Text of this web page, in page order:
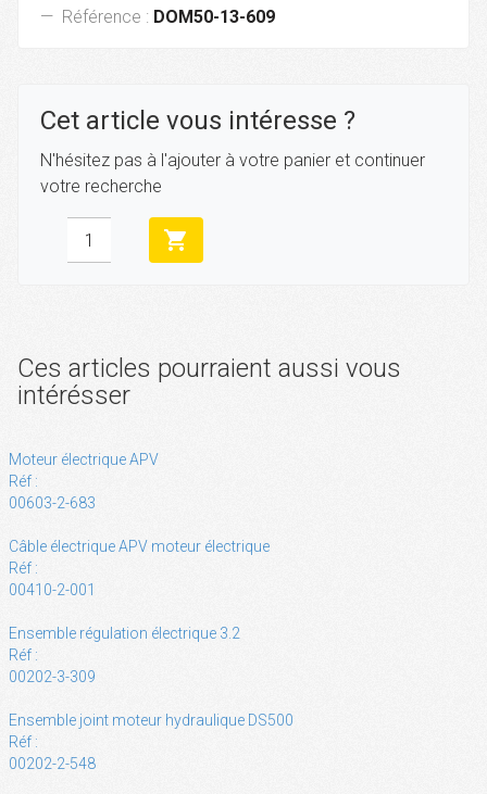
Référence : DOM50-13-609
Cet article vous intéresse ?
N'hésitez pas à l'ajouter à votre panier et continuer
votre recherche
shopping_cart
Ces articles pourraient aussi vous
intérésser
Moteur électrique APV
Réf :
00603-2-683
Câble électrique APV moteur électrique
Réf :
00410-2-001
Ensemble régulation électrique 3.2
Réf :
00202-3-309
Ensemble joint moteur hydraulique DS500
Réf :
00202-2-548